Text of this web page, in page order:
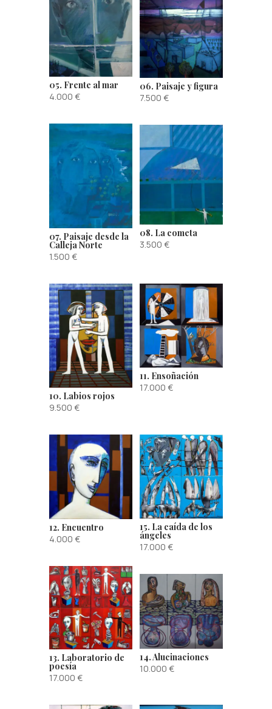
05. Frente al mar
4.000 €
06. Paisaje y figura
7.500 €
07. Paisaje desde la
Calleja Norte
1.500 €
08. La cometa
3.500 €
10. Labios rojos
9.500 €
11. Ensoñación
17.000 €
12. Encuentro
4.000 €
15. La caída de los
ángeles
17.000 €
13. Laboratorio de
poesía
17.000 €
14. Alucinaciones
10.000 €